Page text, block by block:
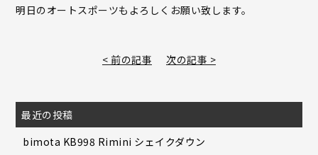
明日のオートスポーツもよろしくお願い致します。
< 前の記事 次の記事 >
最近の投稿
bimota KB998 Rimini シェイクダウン